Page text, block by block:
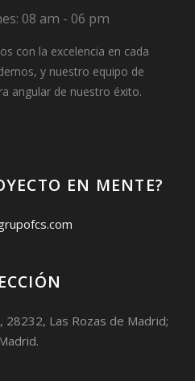
08 am - 06 pm
con la excelencia en cada
y nuestro equipo de
angular de nuestro éxito.
EN MENTE?
28232, Las Rozas de Madrid;